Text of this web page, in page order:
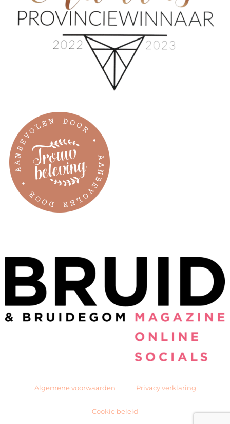
Algemene voorwaarden Privacy verklaring
Cookie beleid